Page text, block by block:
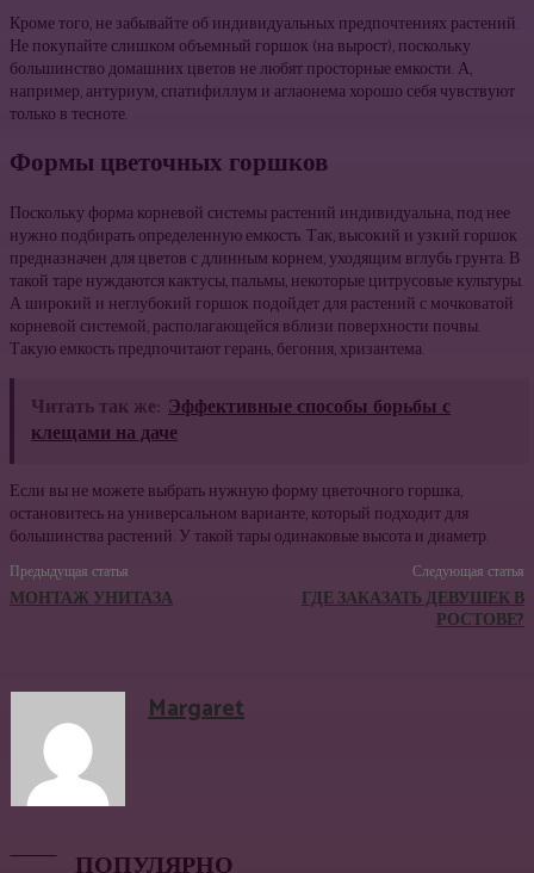
Кроме того, не забывайте об индивидуальных предпочтениях растений.
Не покупайте слишком объемный горшок (на вырост), поскольку
большинство домашних цветов не любят просторные емкости. А,
например, антуриум, спатифиллум и аглаонема хорошо себя чувствуют
только в тесноте.
Формы цветочных горшков
Поскольку форма корневой системы растений индивидуальна, под нее
нужно подбирать определенную емкость. Так, высокий и узкий горшок
предназначен для цветов с длинным корнем, уходящим вглубь грунта. В
такой таре нуждаются кактусы, пальмы, некоторые цитрусовые культуры.
А широкий и неглубокий горшок подойдет для растений с мочковатой
корневой системой, располагающейся вблизи поверхности почвы.
Такую емкость предпочитают герань, бегония, хризантема.
Читать так же: Эффективные способы борьбы с
клещами на даче
Если вы не можете выбрать нужную форму цветочного горшка,
остановитесь на универсальном варианте, который подходит для
большинства растений. У такой тары одинаковые высота и диаметр.
Предыдущая статья
МОНТАЖ УНИТАЗА
Следующая статья
ГДЕ ЗАКАЗАТЬ ДЕВУШЕК В
РОСТОВЕ?
Margaret